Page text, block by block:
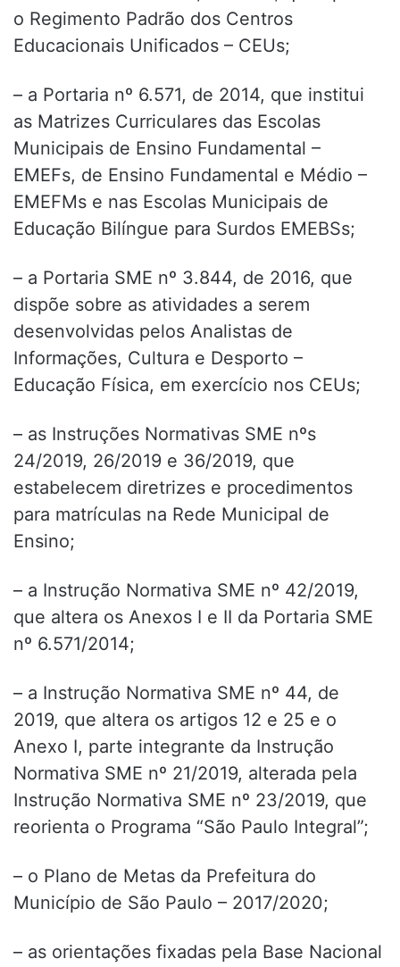
o Regimento Padrão dos Centros
Educacionais Unificados – CEUs;
– a Portaria nº 6.571, de 2014, que institui
as Matrizes Curriculares das Escolas
Municipais de Ensino Fundamental –
EMEFs, de Ensino Fundamental e Médio –
EMEFMs e nas Escolas Municipais de
Educação Bilíngue para Surdos EMEBSs;
– a Portaria SME nº 3.844, de 2016, que
dispõe sobre as atividades a serem
desenvolvidas pelos Analistas de
Informações, Cultura e Desporto –
Educação Física, em exercício nos CEUs;
– as Instruções Normativas SME nºs
24/2019, 26/2019 e 36/2019, que
estabelecem diretrizes e procedimentos
para matrículas na Rede Municipal de
Ensino;
– a Instrução Normativa SME nº 42/2019,
que altera os Anexos I e II da Portaria SME
nº 6.571/2014;
– a Instrução Normativa SME nº 44, de
2019, que altera os artigos 12 e 25 e o
Anexo I, parte integrante da Instrução
Normativa SME nº 21/2019, alterada pela
Instrução Normativa SME nº 23/2019, que
reorienta o Programa “São Paulo Integral”;
– o Plano de Metas da Prefeitura do
Município de São Paulo – 2017/2020;
– as orientações fixadas pela Base Nacional